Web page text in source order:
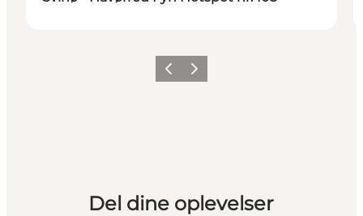
ForrigeNæste
Del dine oplevelser